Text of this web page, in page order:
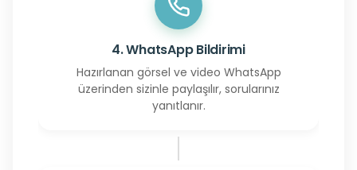
4. WhatsApp Bildirimi
Hazırlanan görsel ve video WhatsApp
üzerinden sizinle paylaşılır, sorularınız
yanıtlanır.